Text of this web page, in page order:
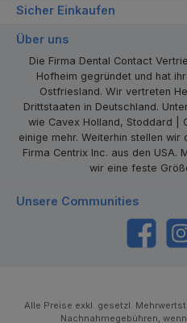
Sicher Einkaufen
Über uns
Die Firma Dental Contact
Hofheim gegründet und hat
Ostfriesland. Wir vertreten
Drittstaaten in Deutschland.
wie Cavex Holland, Stoddard |
einige mehr. Weiterhin stellen wir
Firma Centrix Inc. aus den USA.
wir eine feste
Unsere Communities
https://
Alle Preise exkl. gesetzl.
Nachnahmegebühren,